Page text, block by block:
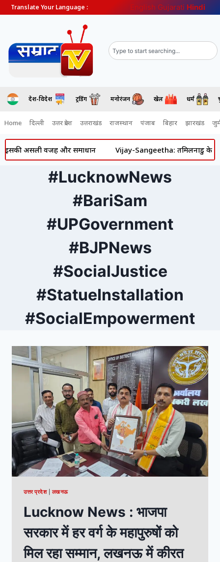
Translate Your Language : English Gujarati Hindi
देश-विदेश ट्रेंडिंग मनोरंजन खेल धर्म
Home दिल्ली उत्तर प्रदेश उत्तराखंड राजस्थान पंजाब बिहार झारखंड
इसकी असली वजह और समाधान Vijay-Sangeetha: तमिलनाडु के
#LucknowNews
#BariSam
#UPGovernment
#BJPNews
#SocialJustice
#StatueInstallation
#SocialEmpowerment
उत्तर प्रदेश|लखनऊ
Lucknow News : भाजपा
सरकार में हर वर्ग के महापुरुषों को
मिल रहा सम्मान, लखनऊ में कीरत